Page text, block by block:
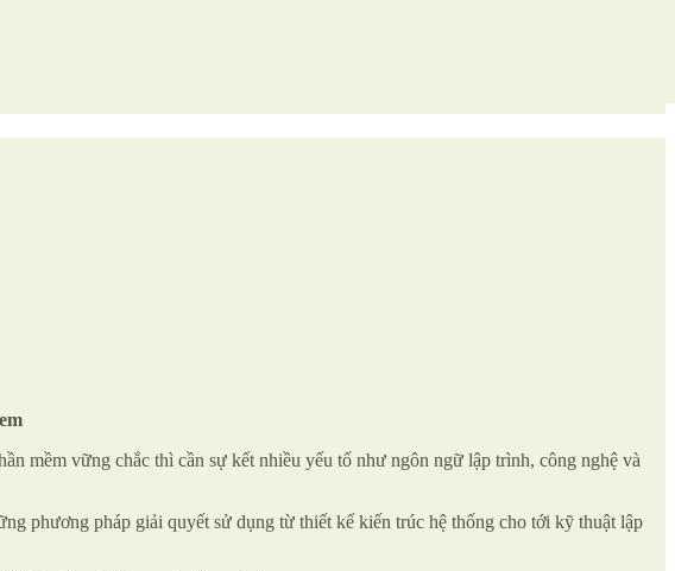
mềm vững chắc thì cần sự kết nhiều yếu tố như ngôn ngữ lập trình, công nghệ và
phương pháp giải quyết sử dụng từ thiết kế kiến trúc hệ thống cho tới kỹ thuật lập